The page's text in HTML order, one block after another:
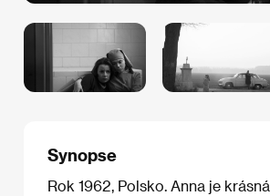
Synopse
Rok 1962, Polsko. Anna je krásná